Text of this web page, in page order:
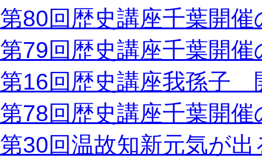
第80回歴史講座千葉開催
第79回歴史講座千葉開催
第16回歴史講座我孫子
第78回歴史講座千葉開催
第30回温故知新元気が